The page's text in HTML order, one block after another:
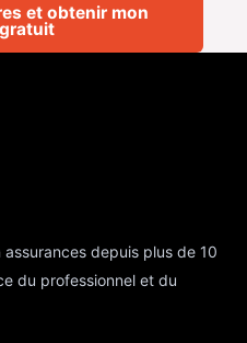
et obtenir mon
assurances depuis plus de 10
du professionnel et du